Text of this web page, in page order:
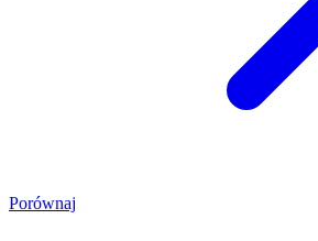
Porównaj